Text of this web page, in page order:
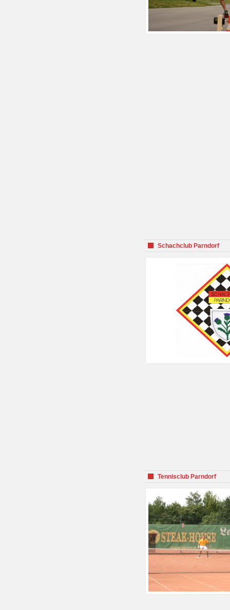
Schachclub Parndorf
Tennisclub Parndorf